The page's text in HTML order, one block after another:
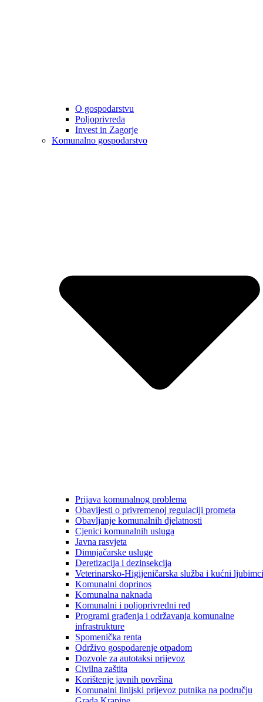
O gospodarstvu
Poljoprivreda
Invest in Zagorje
Komunalno gospodarstvo
Prijava komunalnog problema
Obavijesti o privremenoj regulaciji prometa
Obavljanje komunalnih djelatnosti
Cjenici komunalnih usluga
Javna rasvjeta
Dimnjačarske usluge
Deretizacija i dezinsekcija
Veterinarsko-Higijeničarska služba i kućni ljubimci
Komunalni doprinos
Komunalna naknada
Komunalni i poljoprivredni red
Programi građenja i održavanja komunalne
infrastrukture
Spomenička renta
Održivo gospodarenje otpadom
Dozvole za autotaksi prijevoz
Civilna zaštita
Korištenje javnih površina
Komunalni linijski prijevoz putnika na području